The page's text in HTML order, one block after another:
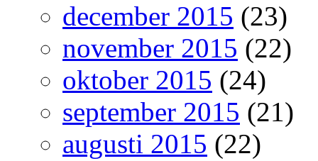
december 2015 (23)
november 2015 (22)
oktober 2015 (24)
september 2015 (21)
augusti 2015 (22)